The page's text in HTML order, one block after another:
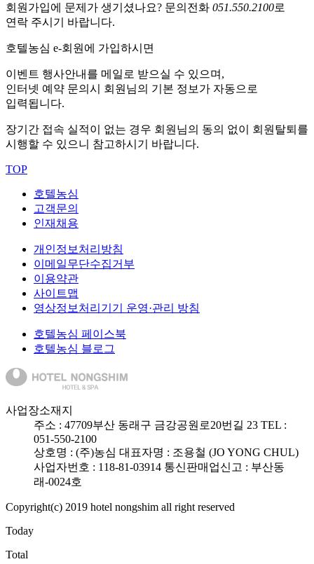
회원가입에 문제가 생기셨나요? 문의전화 051.550.2100로
연락 주시기 바랍니다.
호텔농심 e-회원에 가입하시면
이벤트 행사안내를 메일로 받으실 수 있으며,
인터넷 예약 문의시 회원님의 기본 정보가 자동으로
입력됩니다.
장기간 접속 실적이 없는 경우 회원님의 동의 없이 회원탈퇴를
시행할 수 있으니 참고하시기 바랍니다.
TOP
호텔농심
고객문의
인재채용
개인정보처리방침
이메일무단수집거부
이용약관
사이트맵
영상정보처리기기 운영·관리 방침
호텔농심 페이스북
호텔농심 블로그
사업장소재지
주소 : 47709부산 동래구 금강공원로20번길 23 TEL :
051-550-2100
상호명 : (주)농심 대표자명 : 조용철 (JO YONG CHUL)
사업자번호 : 118-81-03914 통신판매업신고 : 부산동
래-0024호
Copyright(c) 2019 hotel nongshim all right reserved
Today
Total